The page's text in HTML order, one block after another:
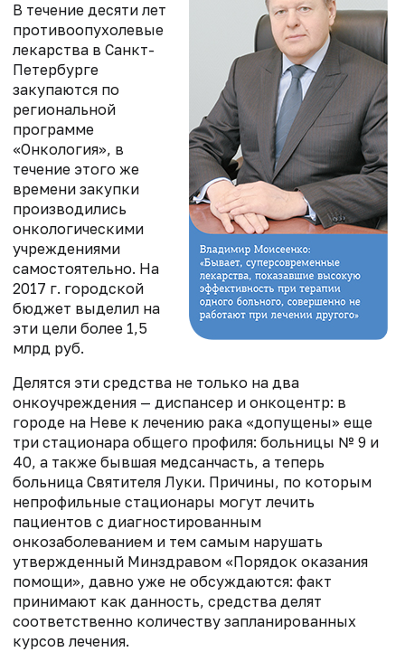
В течение десяти лет
противоопухолевые
лекарства в Санкт-
Петербурге
закупаются по
региональной
программе
«Онкология», в
течение этого же
времени закупки
производились
онкологическими
учреждениями
самостоятельно. На
2017 г. городской
бюджет выделил на
эти цели более 1,5
млрд руб.
Делятся эти средства не только на два
онкоучреждения — диспансер и онкоцентр: в
городе на Неве к лечению рака «допущены» еще
три стационара общего профиля: больницы № 9 и
40, а также бывшая медсанчасть, а теперь
больница Святителя Луки. Причины, по которым
непрофильные стационары могут лечить
пациентов с диагностированным
онкозаболеванием и тем самым нарушать
утвержденный Минздравом «Порядок оказания
помощи», давно уже не обсуждаются: факт
принимают как данность, средства делят
соответственно количеству запланированных
курсов лечения.